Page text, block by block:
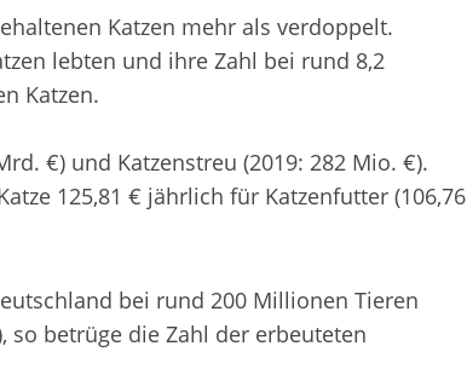
Katzen mehr als verdoppelt.
lebten und ihre Zahl bei rund 8,2
Katzen.
€) und Katzenstreu (2019: 282 Mio. €).
125,81 € jährlich für Katzenfutter (106,76
bei rund 200 Millionen Tieren
so betrüge die Zahl der erbeuteten